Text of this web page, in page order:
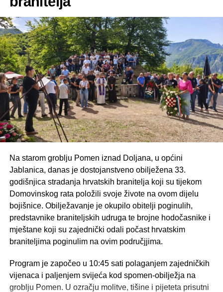
Na starom groblju Pomen iznad Doljana, u općini
Jablanica, danas je dostojanstveno obilježena 33.
godišnjica stradanja hrvatskih branitelja koji su tijekom
Domovinskog rata položili svoje živote na ovom dijelu
bojišnice. Obilježavanje je okupilo obitelji poginulih,
predstavnike braniteljskih udruga te brojne hodočasnike i
mještane koji su zajednički odali počast hrvatskim
braniteljima poginulim na ovim područjjima.
Program je započeo u 10:45 sati polaganjem zajedničkih
vijenaca i paljenjem svijeća kod spomen-obilježja na
groblju Pomen. U ozračju molitve, tišine i pijeteta prisutni